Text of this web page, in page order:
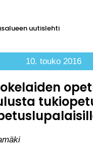
uutislehti
10. touko 2016